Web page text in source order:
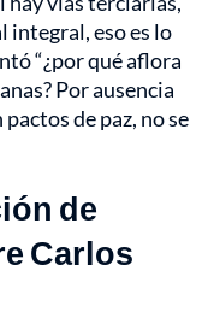
integral, eso es lo
“¿por qué aflora
Por ausencia
de paz, no se
de
Carlos